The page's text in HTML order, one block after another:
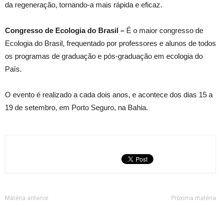
da regeneração, tornando-a mais rápida e eficaz.
Congresso de Ecologia do Brasil – É o maior congresso de
Ecologia do Brasil, frequentado por professores e alunos de todos
os programas de graduação e pós-graduação em ecologia do
País.
O evento é realizado a cada dois anos, e acontece dos dias 15 a
19 de setembro, em Porto Seguro, na Bahia.
Matéria anterior Próxima matéria